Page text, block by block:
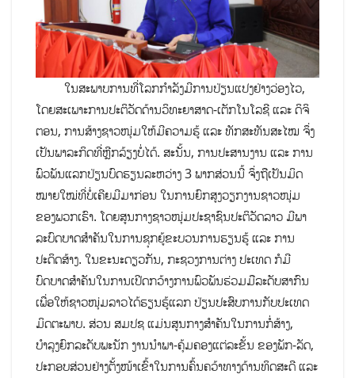
ໃນສະພາບການທີ່ໂລກກຳລັງມີການປ່ຽນແປງຢ່າງວ່ອງໄວ,
ໂດຍສະເພາະການປະຕິວັດດ້ານວິທະຍາສາດ-ເຕັກໂນໂລຊີ ແລະ ດິຈິ
ຕອນ, ການສ້າງຊາວໜຸ່ມໃຫ້ມີຄວາມຮູ້ ແລະ ທັກສະທັນສະໄໝ ຈຶ່ງ
ເປັນພາລະກິດທີ່ຫຼີກລ້ຽງບໍ່ໄດ້. ສະນັ້ນ, ການປະສານງານ ແລະ ການ
ພົວພັນແລກປ່ຽນບົດຮຽນລະຫວ່າງ 3 ພາກສ່ວນນີ້ ຈຶ່ງຖືເປັນມິດ
ໝາຍໃໝ່ທີ່ບໍ່ເຄີຍມີມາກ່ອນ ໃນການຍົກສູງວຽກງານຊາວໜຸ່ມ
ຂອງພວກເຮົາ. ໂດຍສູນກາງຊາວໜຸ່ມປະຊາຊົນປະຕິວັດລາວ ມີພາ
ລະບົດບາດສຳຄັນໃນການຊຸກຍູ້ຂະບວນການຮຽນຮູ້ ແລະ ການ
ປະດິດສ້າງ. ໃນຂະນະດຽວກັນ, ກະຊວງການຕ່າງ ປະເທດ ກໍມີ
ບົດບາດສຳຄັນໃນການເປີດກວ້າງການພົວພັນຮ່ວມມືລະດັບສາກົນ
ເພື່ອໃຫ້ຊາວໜຸ່ມລາວໄດ້ຮຽນຮູ້ແລກ ປ່ຽນປະສົບການກັບປະເທດ
ມິດຕະພາບ. ສ່ວນ ສມປຊ ແມ່ນສູນກາງສຳຄັນໃນການກໍ່ສ້າງ,
ບຳລຸງຍົກລະດັບພະນັກ ງານນຳພາ-ຄຸ້ມຄອງແຕ່ລະຂັ້ນ ຂອງພັກ-ລັດ,
ປະກອບສ່ວນຢ່າງຕັ້ງໜ້າເຂົ້າໃນການຄົ້ນຄວ້າທາງດ້ານທິດສະດີ ແລະ